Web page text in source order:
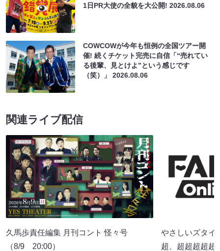
1日PR大使の全貌を大公開!2026.08.06
COWCOWが今年も恒例の全国ツアー開
催! 続くチケット完売に自信「“売れてい
る後輩、見とけよ”という感じです
（笑）」2026.08.06
関連ライブ配信
久馬歩責任編集 月刊コント 怪々号
（8/9 20:00）
やさしいズタイ
超、超超超超超